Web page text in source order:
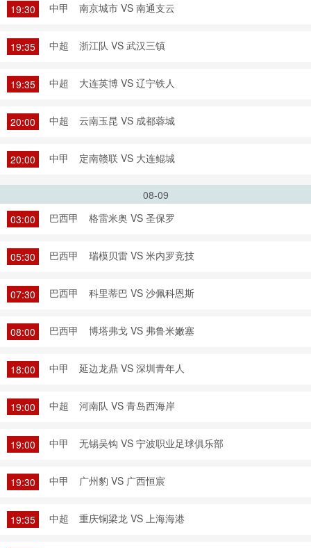
19:30 中甲 南京城市 VS 南通支云
19:35 中超 浙江队 VS 武汉三镇
19:35 中超 大连英博 VS 辽宁铁人
20:00 中超 云南玉昆 VS 成都蓉城
20:00 中甲 定南赣联 VS 大连鲲城
08-09
03:00
巴西甲 格雷米奥 VS 圣保罗
05:30 巴西甲 瑞模贝雷 VS 米内罗竞技
07:30 巴西甲 科里蒂巴 VS 沙佩科恩斯
08:00 巴西甲 博塔弗戈 VS 弗鲁米嫩塞
18:00 中甲 延边龙鼎 VS 深圳青年人
19:00 中超 河南队 VS 青岛西海岸
19:00 中甲 无锡吴钩 VS 宁波职业足球俱乐部
19:30 中甲 广州豹 VS 广西恒宸
19:35 中超 重庆铜梁龙 VS 上海海港